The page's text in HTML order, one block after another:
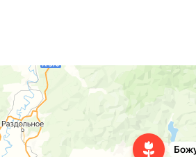
Божур
Питомник растений в Приморском крае